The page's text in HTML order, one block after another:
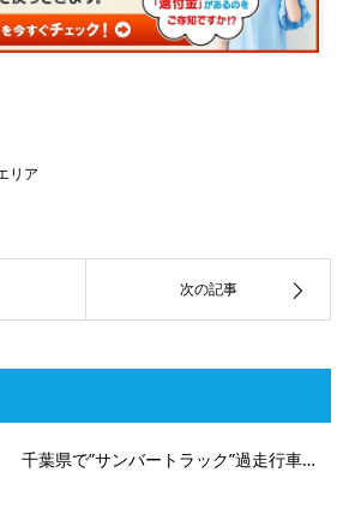
リア
次の記事
千葉県で”サンバートラック”過走行車…